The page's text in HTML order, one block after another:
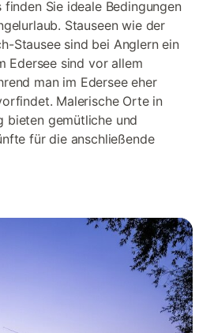
Sie ideale Bedingungen
Stauseen wie der
Stausee sind bei Anglern ein
Edersee sind vor allem
man im Edersee eher
Malerische Orte in
bieten gemütliche und
für die anschließende